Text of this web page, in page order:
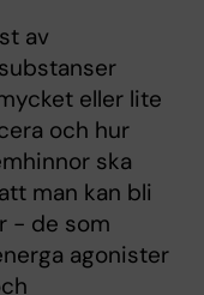
av
eller lite
och hur
ska
man kan bli
- de som
agonister